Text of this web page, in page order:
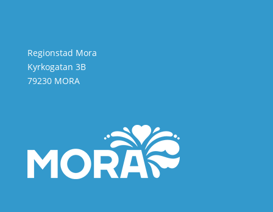
Regionstad Mora
Kyrkogatan 3B
79230 MORA